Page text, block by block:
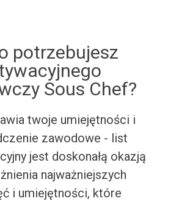
potrzebujesz
Sous Chef?
twoje umiejętności i
zawodowe - list
jest doskonałą okazją
najważniejszych
i umiejętności, które